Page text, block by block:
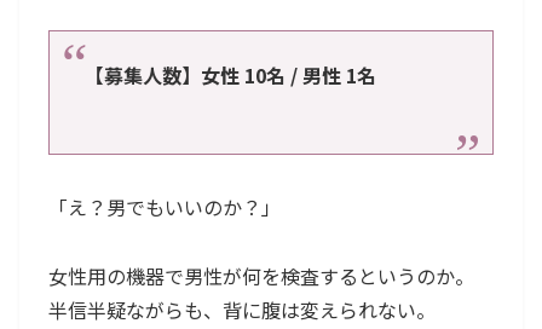
【募集人数】女性 10名 / 男性 1名
「え？男でもいいのか？」
女性用の機器で男性が何を検査するというのか。
半信半疑ながらも、背に腹は変えられない。